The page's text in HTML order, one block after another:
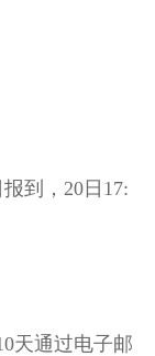
到， 20日 17:
天通过电子邮